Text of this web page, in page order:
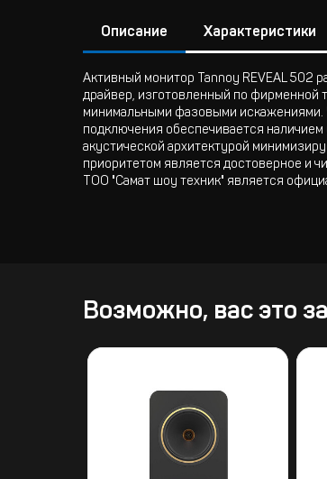
Описание Характеристики
Активный монитор Tannoy REVEAL 502
драйвер, изготовленный по фирменной
минимальными фазовыми искажениями.
подключения обеспечивается
акустической архитектурой
приоритетом является достоверное и
ТОО "Самат шоу техник" является
Возможно, вас это